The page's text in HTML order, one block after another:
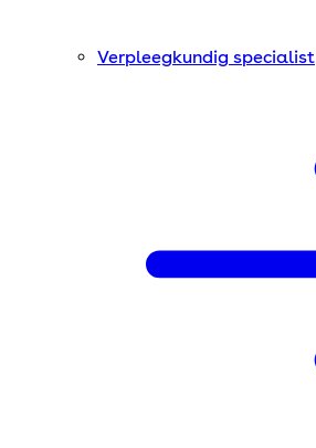
Verpleegkundig specialist